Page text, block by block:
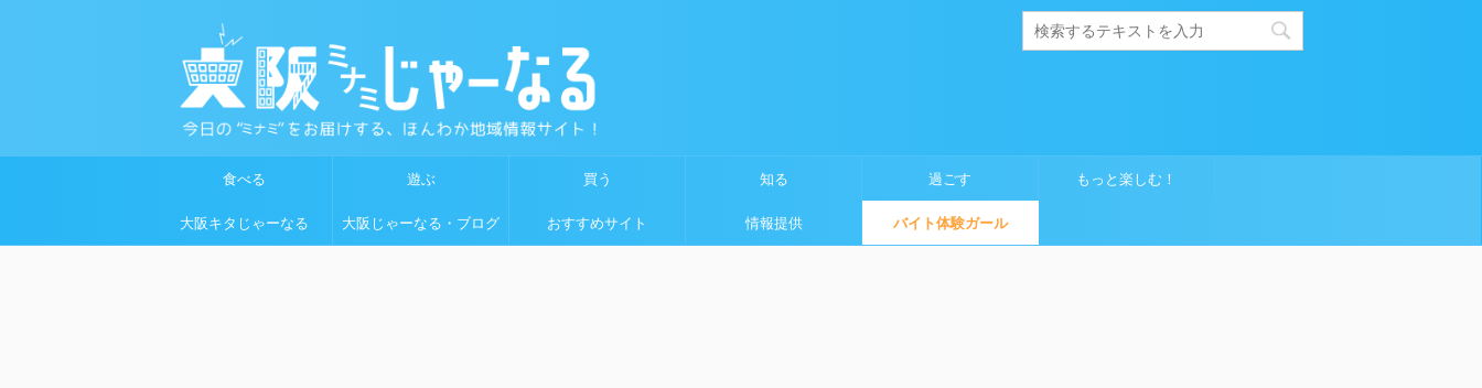
食べる 遊ぶ 買う 知る 過ごす もっと楽しむ！
大阪キタじゃーなる 大阪じゃーなる・ブログ おすすめサイト 情報提供 バイト体験ガール